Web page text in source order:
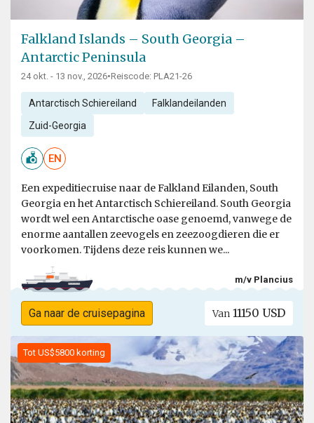
Falkland Islands – South Georgia –
Antarctic Peninsula
24 okt. - 13 nov., 2026•Reiscode: PLA21-26
Antarctisch Schiereiland Falklandeilanden
Zuid-Georgia
EN
Een expeditiecruise naar de Falkland Eilanden, South
Georgia en het Antarctisch Schiereiland. South Georgia
wordt wel een Antarctische oase genoemd, vanwege de
enorme aantallen zeevogels en zeezoogdieren die er
voorkomen. Tijdens deze reis kunnen we...
m/v Plancius
Ga naar de cruisepagina Van 11150 USD
Tot US$5800 korting